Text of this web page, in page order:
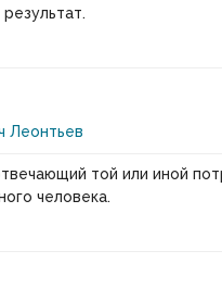
Леонтьев
той или иной
человека.